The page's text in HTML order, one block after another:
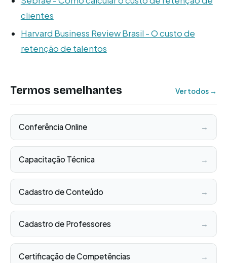
clientes
Harvard Business Review Brasil - O custo de
retenção de talentos
Termos semelhantes Ver todos →
Conferência Online →
Capacitação Técnica →
Cadastro de Conteúdo →
Cadastro de Professores →
Certificação de Competências →